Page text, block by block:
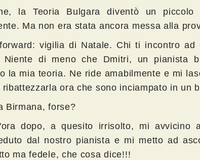
la Teoria Bulgara diventò un piccolo
Ma non era stata ancora messa alla
vigilia di Natale. Chi ti incontro ad
Niente di meno che Dmitri, un pianista
la mia teoria. Ne ride amabilmente e mi
ribattezzarla ora che sono inciampato in un
Birmana, forse?
dopo, a quesito irrisolto, mi avvicino
dal nostro pianista e mi metto ad
ma fedele, che cosa dice!!!